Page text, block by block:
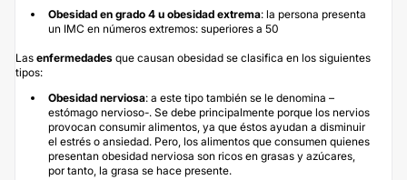
Obesidad en grado 4 u obesidad extrema: la persona presenta
un IMC en números extremos: superiores a 50
Las enfermedades que causan obesidad se clasifica en los siguientes
tipos:
Obesidad nerviosa: a este tipo también se le denomina –
estómago nervioso-. Se debe principalmente porque los nervios
provocan consumir alimentos, ya que éstos ayudan a disminuir
el estrés o ansiedad. Pero, los alimentos que consumen quienes
presentan obesidad nerviosa son ricos en grasas y azúcares,
por tanto, la grasa se hace presente.